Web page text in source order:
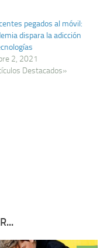
pegados al móvil:
dispara la adicción
2, 2021
Destacados»